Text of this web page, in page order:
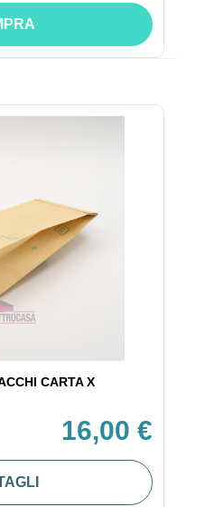
CARTA X
16,00 €